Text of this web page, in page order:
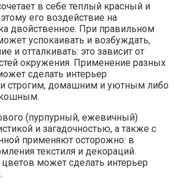
в себе теплый красный и
его воздействие на
двойственное. При правильном
успокаивать и возбуждать,
и отталкивать: это зависит от
окружения. Применение разных
сделать интерьер
строгим, домашним и уютным либо
(пурпурный, ежевичный)
и загадочностью, а также с
применяют осторожно: в
текстиля и декораций.
может сделать интерьер